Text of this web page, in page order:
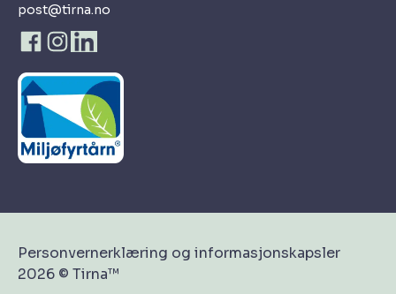
post@tirna.no
2026 © Tirna™
Personvernerklæring og informasjonskapsler